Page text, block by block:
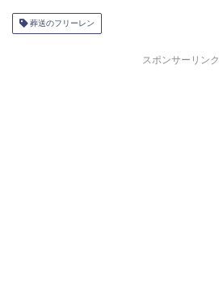
葬送のフリーレン
スポンサーリンク